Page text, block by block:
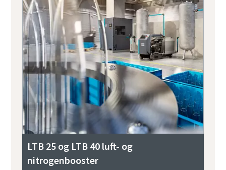
LTB 25 og LTB 40 luft- og
nitrogenbooster